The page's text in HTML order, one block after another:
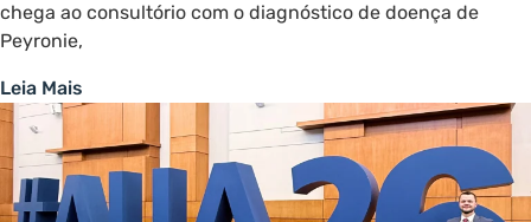
chega ao consultório com o diagnóstico de doença de
Peyronie,
Leia Mais